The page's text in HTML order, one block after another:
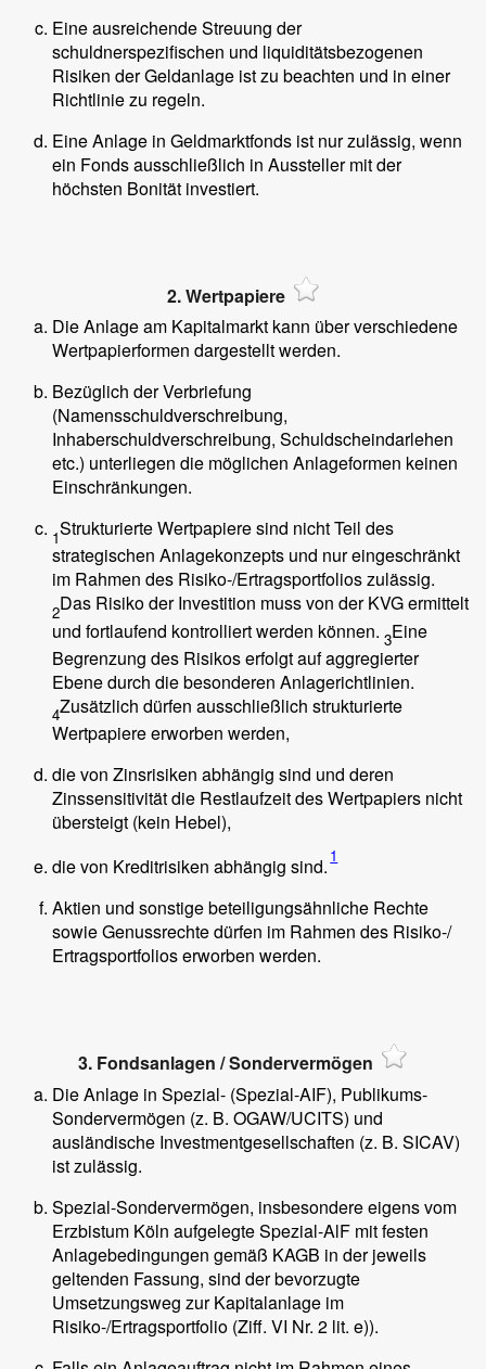
Eine ausreichende Streuung der
schuldnerspezifischen und liquiditätsbezogenen
Risiken der Geldanlage ist zu beachten und in einer
Richtlinie zu regeln.
Eine Anlage in Geldmarktfonds ist nur zulässig, wenn
ein Fonds ausschließlich in Aussteller mit der
höchsten Bonität investiert.
2. Wertpapiere
Die Anlage am Kapitalmarkt kann über verschiedene
Wertpapierformen dargestellt werden.
Bezüglich der Verbriefung
(Namensschuldverschreibung,
Inhaberschuldverschreibung, Schuldscheindarlehen
etc.) unterliegen die möglichen Anlageformen keinen
Einschränkungen.
1Strukturierte Wertpapiere sind nicht Teil des
strategischen Anlagekonzepts und nur eingeschränkt
im Rahmen des Risiko-/Ertragsportfolios zulässig.
2Das Risiko der Investition muss von der KVG ermittelt
und fortlaufend kontrolliert werden können. 3Eine
Begrenzung des Risikos erfolgt auf aggregierter
Ebene durch die besonderen Anlagerichtlinien.
4Zusätzlich dürfen ausschließlich strukturierte
Wertpapiere erworben werden,
die von Zinsrisiken abhängig sind und deren
Zinssensitivität die Restlaufzeit des Wertpapiers nicht
übersteigt (kein Hebel),
die von Kreditrisiken abhängig sind. 1
Aktien und sonstige beteiligungsähnliche Rechte
sowie Genussrechte dürfen im Rahmen des Risiko-/
Ertragsportfolios erworben werden.
3. Fondsanlagen / Sondervermögen
Die Anlage in Spezial- (Spezial-AIF), Publikums-
Sondervermögen (z. B. OGAW/UCITS) und
ausländische Investmentgesellschaften (z. B. SICAV)
ist zulässig.
Spezial-Sondervermögen, insbesondere eigens vom
Erzbistum Köln aufgelegte Spezial-AlF mit festen
Anlagebedingungen gemäß KAGB in der jeweils
geltenden Fassung, sind der bevorzugte
Umsetzungsweg zur Kapitalanlage im
Risiko-/Ertragsportfolio (Ziff. VI Nr. 2 lit. e)).